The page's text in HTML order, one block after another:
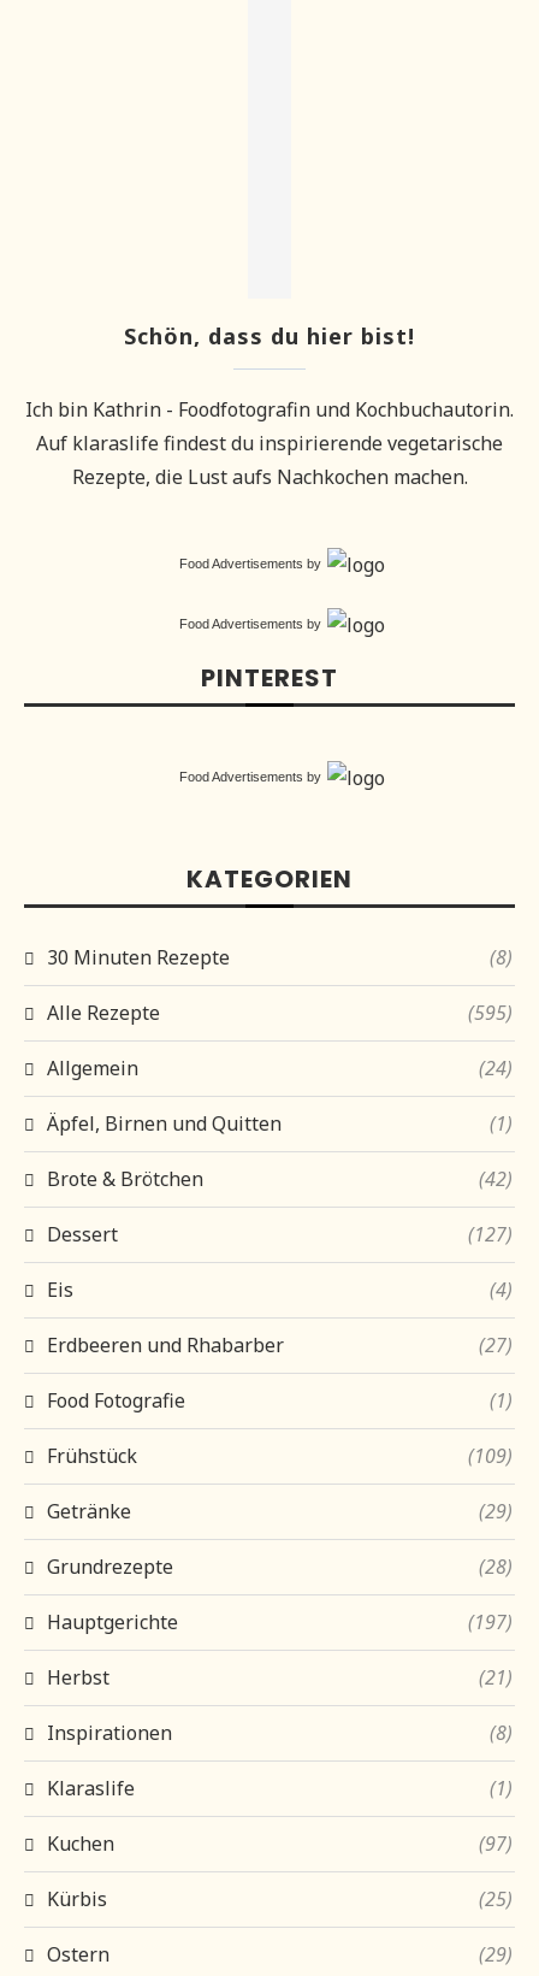
Schön, dass du hier bist!
Ich bin Kathrin - Foodfotografin und Kochbuchautorin.
Auf klaraslife findest du inspirierende vegetarische
Rezepte, die Lust aufs Nachkochen machen.
Food Advertisements by
Food Advertisements by
PINTEREST
Food Advertisements by
KATEGORIEN
30 Minuten Rezepte (8)
Alle Rezepte (595)
Allgemein (24)
Äpfel, Birnen und Quitten (1)
Brote & Brötchen (42)
Dessert (127)
Eis (4)
Erdbeeren und Rhabarber (27)
Food Fotografie (1)
Frühstück (109)
Getränke (29)
Grundrezepte (28)
Hauptgerichte (197)
Herbst (21)
Inspirationen (8)
Klaraslife (1)
Kuchen (97)
Kürbis (25)
Ostern (29)